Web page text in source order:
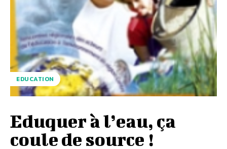
EDUCATION
Eduquer à l’eau, ça
coule de source !